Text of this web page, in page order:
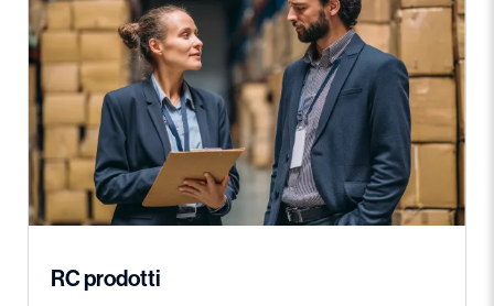
RC prodotti